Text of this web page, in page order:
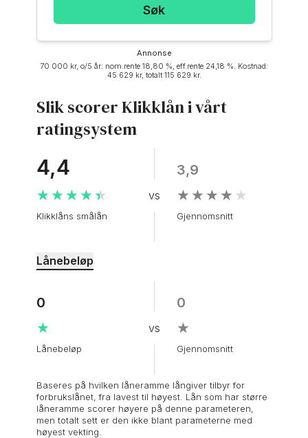
Søk
annonse
70 000 kr, o/5 år: nom.rente 18,80 %, eff.rente 24,18 %. Kostnad:
45 629 kr, totalt 115 629 kr.
Slik scorer Klikklån i vårt
ratingsystem
4,4
★★★★★
★★★★★
Klikklåns smålån
3,9
★★★★★
★★★★★
Gjennomsnitt
Lånebeløp
0
★
★
Lånebeløp
0
★
★
Gjennomsnitt
Baseres på hvilken låneramme långiver tilbyr for
forbrukslånet, fra lavest til høyest. Lån som har større
låneramme scorer høyere på denne parameteren,
men totalt sett er den ikke blant parameterne med
høyest vekting.